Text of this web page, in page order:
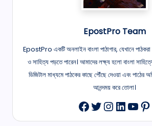
EpostPro Team
EpostPro একটি অনলাইন বাংলা পাঠাগার, যেখানে পাঠকরা
ও সাহিত্য পড়তে পারেন। আমাদের লক্ষ্য হলো বাংলা
ডিজিটাল মাধ্যমে পাঠকের কাছে পৌঁছে দেওয়া এবং
আনন্দময় করে তোলা।
Facebook
Twitter